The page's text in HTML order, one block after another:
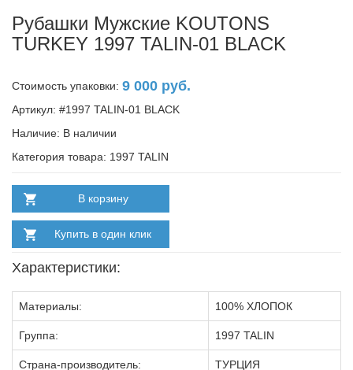
Рубашки Мужские KOUTONS
TURKEY 1997 TALIN-01 BLACK
Стоимость упаковки: 9 000 руб.
Артикул: #1997 TALIN-01 BLACK
Наличие: В наличии
Категория товара: 1997 TALIN
В корзину
Купить в один клик
Характеристики:
Материалы: 100% ХЛОПОК
Группа: 1997 TALIN
Страна-производитель: ТУРЦИЯ